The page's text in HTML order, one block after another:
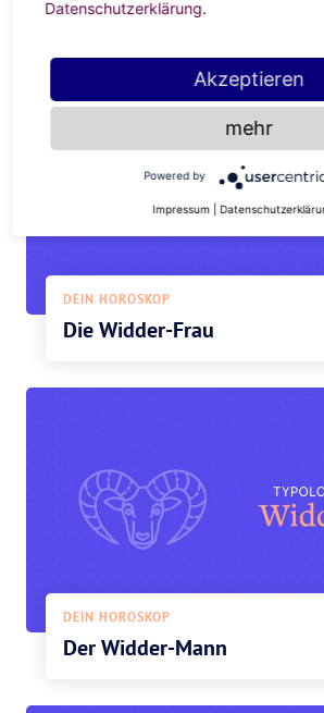
weg, da sind einfühlsame Hinweise
DEIN HOROSKOP
Die Widder-Frau
DEIN HOROSKOP
Der Widder-Mann
Datenschutzerklärung.
Akzeptieren
mehr
Powered by
Impressum